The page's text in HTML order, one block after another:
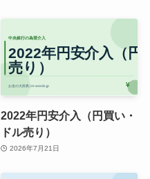
2022年円安介入（円買い・
ドル売り）
2026年7月21日